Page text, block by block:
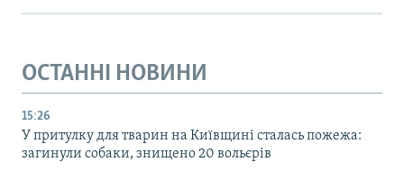
ОСТАННІ НОВИНИ
15:26
У притулку для тварин на Київщині сталась пожежа:
загинули собаки, знищено 20 вольєрів